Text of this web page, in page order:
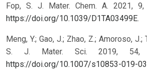
Fop, S. J. Mater. Chem. A. 2021, 9,
https://doi.org/10.1039/D1TA03499E.
Meng, Y.; Gao, J.; Zhao, Z.; Amoroso, J.;
S. J. Mater. Sci. 2019, 54,
https://doi.org/10.1007/s10853-019-